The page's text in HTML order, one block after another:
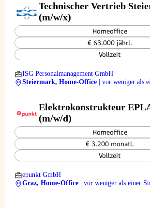
Technischer Vertrieb
(m/w/x)
Homeoffice
€ 63.000 jährl.
Vollzeit
ISG Personalmanagement GmbH
Steiermark, Home-Office
| vor weniger als
Elektrokonstrukteur
(m/w/d)
Homeoffice
€ 3.200 monatl.
Vollzeit
epunkt GmbH
Graz, Home-Office
| vor weniger als einer